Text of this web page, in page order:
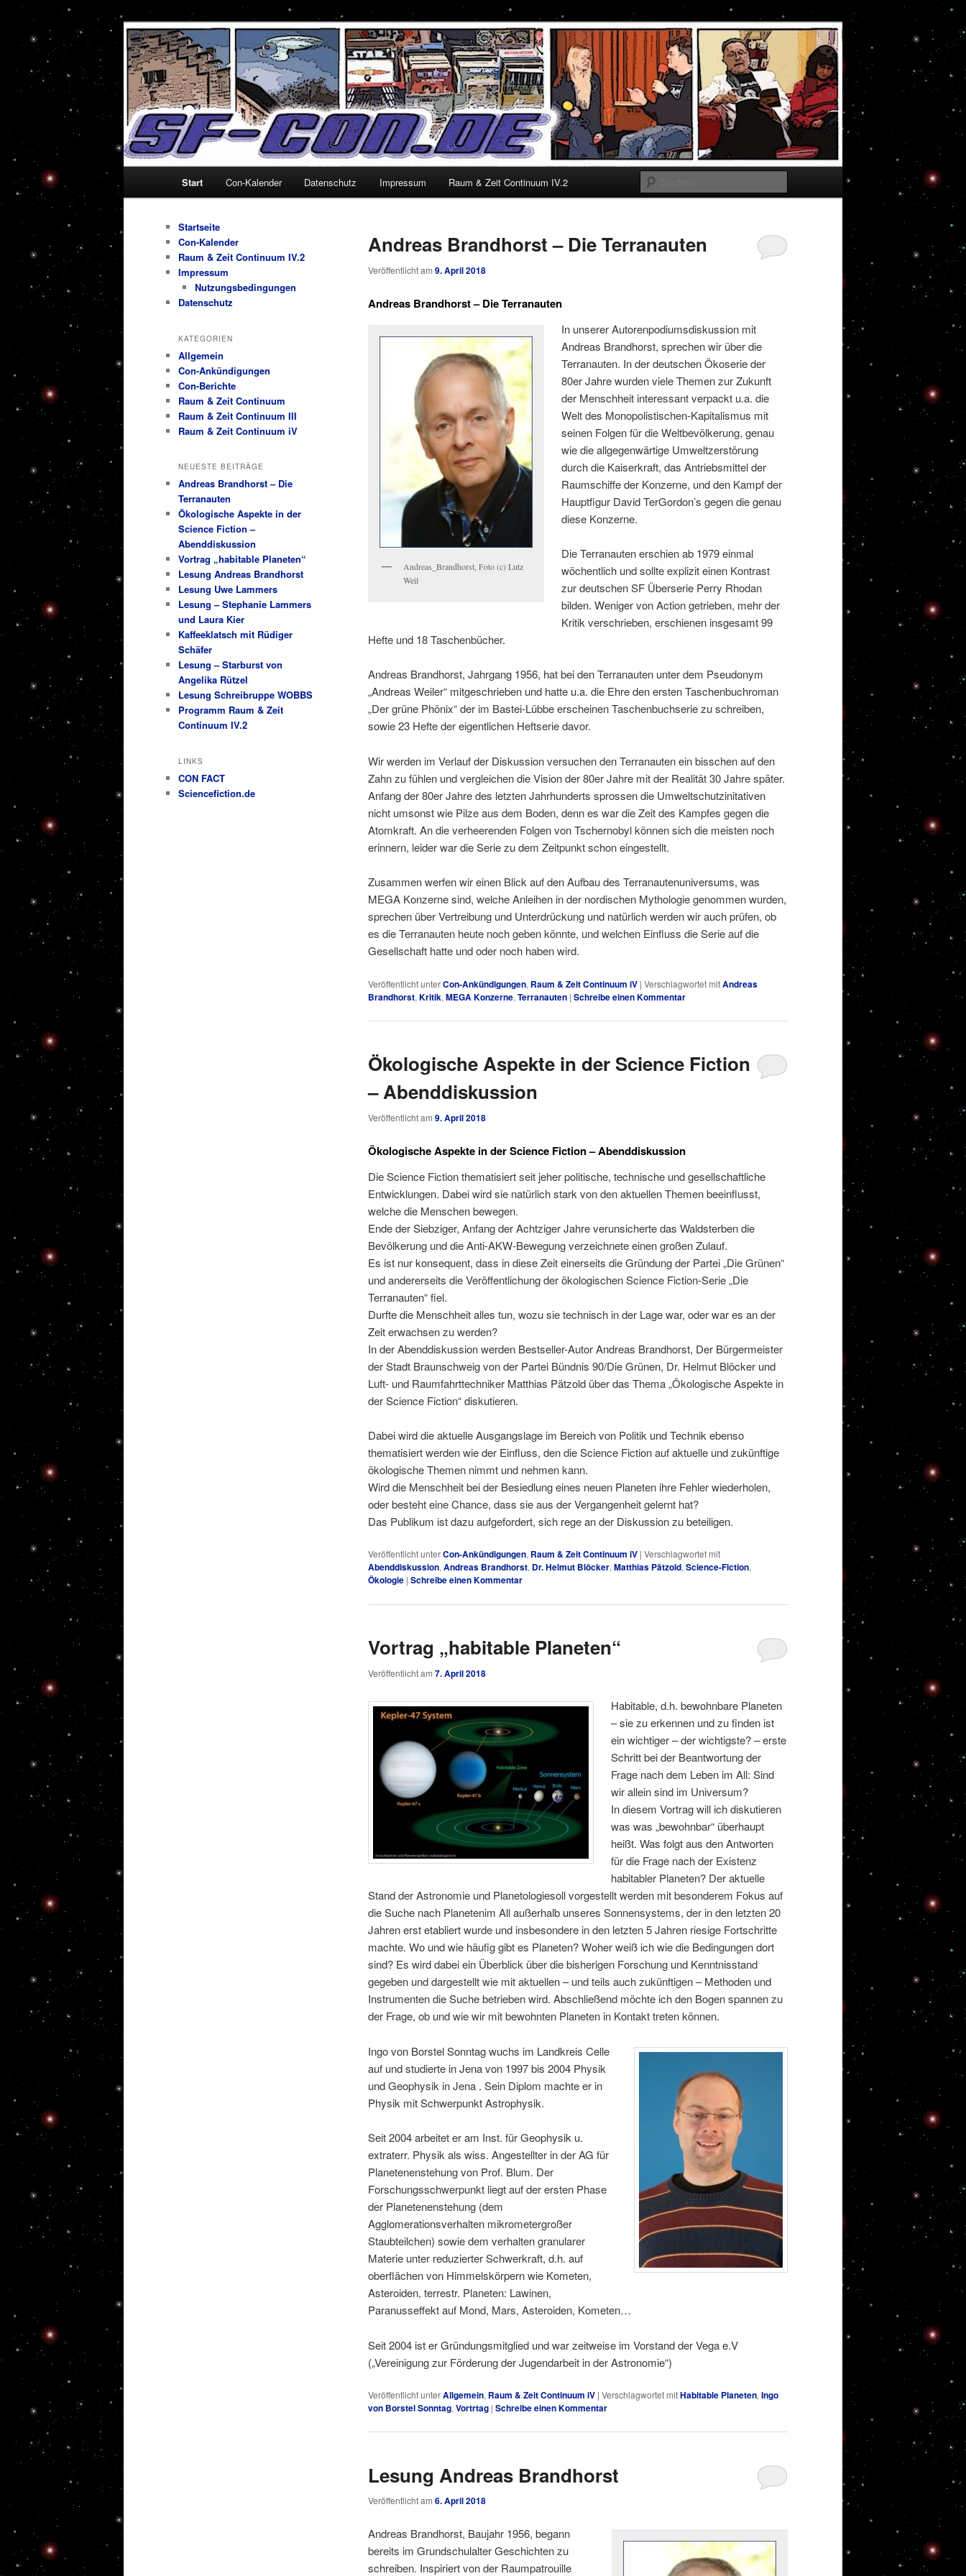
primären
Inhalt
springen
sekundären
Inhalt
springen
SF-Con.de
Alles um Sciencefiction-Cons
Start Con-Kalender Datenschutz Impressum Raum & Zeit Continuum IV.2
Andreas Brandhorst – Die Terranauten
Veröffentlicht am 9. April 2018
Andreas Brandhorst – Die Terranauten
Andreas_Brandhorst, Foto (c) Lutz
Weil
In unserer Autorenpodiumsdiskussion mit
Andreas Brandhorst, sprechen wir über die
Terranauten. In der deutschen Ökoserie der
80er Jahre wurden viele Themen zur Zukunft
der Menschheit interessant verpackt u.a. die
Welt des Monopolistischen-Kapitalismus mit
seinen Folgen für die Weltbevölkerung, genau
wie die allgegenwärtige Umweltzerstörung
durch die Kaiserkraft, das Antriebsmittel der
Raumschiffe der Konzerne, und den Kampf der
Hauptfigur David TerGordon’s gegen die genau
diese Konzerne.
Die Terranauten erschien ab 1979 einmal
wöchentlich und sollte explizit einen Kontrast
zur deutschen SF Überserie Perry Rhodan
bilden. Weniger von Action getrieben, mehr der
Kritik verschrieben, erschienen insgesamt 99
Hefte und 18 Taschenbücher.
Andreas Brandhorst, Jahrgang 1956, hat bei den Terranauten unter dem Pseudonym
„Andreas Weiler“ mitgeschrieben und hatte u.a. die Ehre den ersten Taschenbuchroman
„Der grüne Phönix“ der im Bastei-Lübbe erscheinen Taschenbuchserie zu schreiben,
sowie 23 Hefte der eigentlichen Heftserie davor.
Wir werden im Verlauf der Diskussion versuchen den Terranauten ein bisschen auf den
Zahn zu fühlen und vergleichen die Vision der 80er Jahre mit der Realität 30 Jahre später.
Anfang der 80er Jahre des letzten Jahrhunderts sprossen die Umweltschutzinitativen
nicht umsonst wie Pilze aus dem Boden, denn es war die Zeit des Kampfes gegen die
Atomkraft. An die verheerenden Folgen von Tschernobyl können sich die meisten noch
erinnern, leider war die Serie zu dem Zeitpunkt schon eingestellt.
Zusammen werfen wir einen Blick auf den Aufbau des Terranautenuniversums, was
MEGA Konzerne sind, welche Anleihen in der nordischen Mythologie genommen wurden,
sprechen über Vertreibung und Unterdrückung und natürlich werden wir auch prüfen, ob
es die Terranauten heute noch geben könnte, und welchen Einfluss die Serie auf die
Gesellschaft hatte und oder noch haben wird.
Veröffentlicht unterCon-Ankündigungen, Raum & Zeit Continuum iV | Verschlagwortet mitAndreas
Brandhorst, Kritik, MEGA Konzerne, Terranauten | Schreibe einen Kommentar
Ökologische Aspekte in der Science Fiction
– Abenddiskussion
Veröffentlicht am 9. April 2018
Ökologische Aspekte in der Science Fiction – Abenddiskussion
Die Science Fiction thematisiert seit jeher politische, technische und gesellschaftliche
Entwicklungen. Dabei wird sie natürlich stark von den aktuellen Themen beeinflusst,
welche die Menschen bewegen.
Ende der Siebziger, Anfang der Achtziger Jahre verunsicherte das Waldsterben die
Bevölkerung und die Anti-AKW-Bewegung verzeichnete einen großen Zulauf.
Es ist nur konsequent, dass in diese Zeit einerseits die Gründung der Partei „Die Grünen“
und andererseits die Veröffentlichung der ökologischen Science Fiction-Serie „Die
Terranauten“ fiel.
Durfte die Menschheit alles tun, wozu sie technisch in der Lage war, oder war es an der
Zeit erwachsen zu werden?
In der Abenddiskussion werden Bestseller-Autor Andreas Brandhorst, Der Bürgermeister
der Stadt Braunschweig von der Partei Bündnis 90/Die Grünen, Dr. Helmut Blöcker und
Luft- und Raumfahrttechniker Matthias Pätzold über das Thema „Ökologische Aspekte in
der Science Fiction“ diskutieren.
Dabei wird die aktuelle Ausgangslage im Bereich von Politik und Technik ebenso
thematisiert werden wie der Einfluss, den die Science Fiction auf aktuelle und zukünftige
ökologische Themen nimmt und nehmen kann.
Wird die Menschheit bei der Besiedlung eines neuen Planeten ihre Fehler wiederholen,
oder besteht eine Chance, dass sie aus der Vergangenheit gelernt hat?
Das Publikum ist dazu aufgefordert, sich rege an der Diskussion zu beteiligen.
Veröffentlicht unterCon-Ankündigungen, Raum & Zeit Continuum iV | Verschlagwortet mit
Abenddiskussion,Andreas Brandhorst, Dr. Helmut Blöcker,Matthias Pätzold,Science-Fiction,
Ökologie | Schreibe einen Kommentar
Vortrag „habitable Planeten“
Veröffentlicht am 7. April 2018
Habitable, d.h. bewohnbare Planeten
– sie zu erkennen und zu finden ist
ein wichtiger – der wichtigste? – erste
Schritt bei der Beantwortung der
Frage nach dem Leben im All: Sind
wir allein sind im Universum?
In diesem Vortrag will ich diskutieren
was was „bewohnbar“ überhaupt
heißt. Was folgt aus den Antworten
für die Frage nach der Existenz
habitabler Planeten? Der aktuelle
Stand der Astronomie und Planetologiesoll vorgestellt werden mit besonderem Fokus auf
die Suche nach Planetenim All außerhalb unseres Sonnensystems, der in den letzten 20
Jahren erst etabliert wurde und insbesondere in den letzten 5 Jahren riesige Fortschritte
machte. Wo und wie häufig gibt es Planeten? Woher weiß ich wie die Bedingungen dort
sind? Es wird dabei ein Überblick über die bisherigen Forschung und Kenntnisstand
gegeben und dargestellt wie mit aktuellen – und teils auch zukünftigen – Methoden und
Instrumenten die Suche betrieben wird. Abschließend möchte ich den Bogen spannen zu
der Frage, ob und wie wir mit bewohnten Planeten in Kontakt treten können.
Ingo von Borstel Sonntag wuchs im Landkreis Celle
auf und studierte in Jena von 1997 bis 2004 Physik
und Geophysik in Jena . Sein Diplom machte er in
Physik mit Schwerpunkt Astrophysik.
Seit 2004 arbeitet er am Inst. für Geophysik u.
extraterr. Physik als wiss. Angestellter in der AG für
Planetenenstehung von Prof. Blum. Der
Forschungsschwerpunkt liegt auf der ersten Phase
der Planetenenstehung (dem
Agglomerationsverhalten mikrometergroßer
Staubteilchen) sowie dem verhalten granularer
Materie unter reduzierter Schwerkraft, d.h. auf
oberflächen von Himmelskörpern wie Kometen,
Asteroiden, terrestr. Planeten: Lawinen,
Paranusseffekt auf Mond, Mars, Asteroiden, Kometen…
Seit 2004 ist er Gründungsmitglied und war zeitweise im Vorstand der Vega e.V
(„Vereinigung zur Förderung der Jugendarbeit in der Astronomie“)
Veröffentlicht unterAllgemein, Raum & Zeit Continuum iV | Verschlagwortet mitHabitable Planeten, Ingo
von Borstel Sonntag, Vortrtag | Schreibe einen Kommentar
Lesung Andreas Brandhorst
Veröffentlicht am 6. April 2018
Andreas Brandhorst, Baujahr 1956, begann
bereits im Grundschulalter Geschichten zu
schreiben. Inspiriert von der Raumpatrouille
Startseite
Con-Kalender
Raum & Zeit Continuum IV.2
Impressum
Nutzungsbedingungen
Datenschutz
KATEGORIEN
Allgemein
Con-Ankündigungen
Con-Berichte
Raum & Zeit Continuum
Raum & Zeit Continuum III
Raum & Zeit Continuum iV
NEUESTE BEITRÄGE
Andreas Brandhorst – Die
Terranauten
Ökologische Aspekte in der
Science Fiction –
Abenddiskussion
Vortrag „habitable Planeten“
Lesung Andreas Brandhorst
Lesung Uwe Lammers
Lesung – Stephanie Lammers
und Laura Kier
Kaffeeklatsch mit Rüdiger
Schäfer
Lesung – Starburst von
Angelika Rützel
Lesung Schreibruppe WOBBS
Programm Raum & Zeit
Continuum IV.2
LINKS
CON FACT
Sciencefiction.de